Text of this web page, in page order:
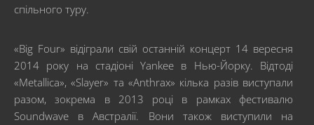
спільного туру.
«Big Four» відіграли свій останній концерт 14 вересня
2014 року на стадіоні Yankee в Нью-Йорку. Відтоді
«Metallica», «Slayer» та «Anthrax» кілька разів виступали
разом, зокрема в 2013 році в рамках фестивалю
Soundwave в Австралії. Вони також виступили на